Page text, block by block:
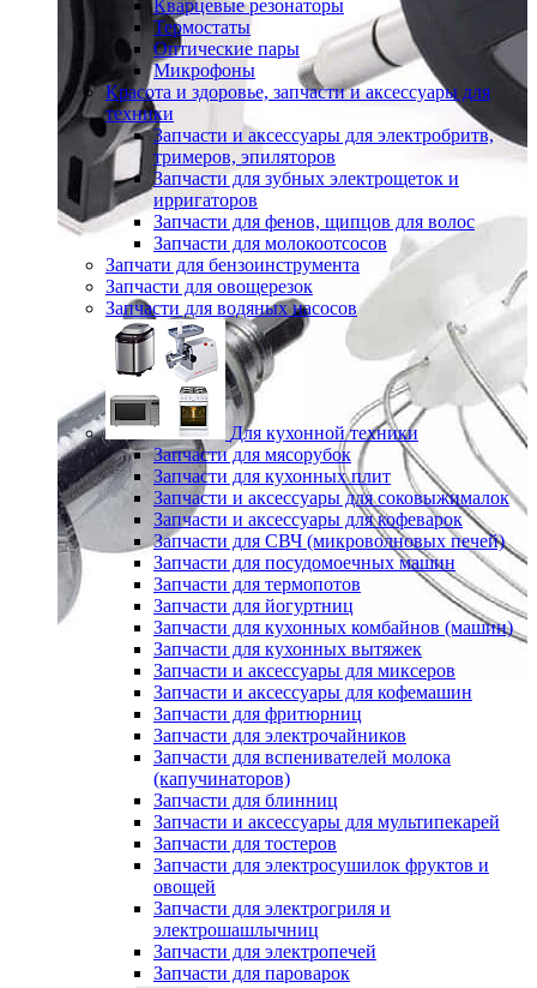
Кварцевые резонаторы
Термостаты
Оптические пары
Микрофоны
Красота и здоровье, запчасти и аксессуары для
техники
Запчасти и аксессуары для электробритв,
тримеров, эпиляторов
Запчасти для зубных электрощеток и
ирригаторов
Запчасти для фенов, щипцов для волос
Запчасти для молокоотсосов
Запчати для бензоинструмента
Запчасти для овощерезок
Запчасти для водяных насосов
Для кухонной техники
Запчасти для мясорубок
Запчасти для кухонных плит
Запчасти и аксессуары для соковыжималок
Запчасти и аксессуары для кофеварок
Запчасти для СВЧ (микроволновых печей)
Запчасти для посудомоечных машин
Запчасти для термопотов
Запчасти для йогуртниц
Запчасти для кухонных комбайнов (машин)
Запчасти для кухонных вытяжек
Запчасти и аксессуары для миксеров
Запчасти и аксессуары для кофемашин
Запчасти для фритюрниц
Запчасти для электрочайников
Запчасти для вспенивателей молока
(капучинаторов)
Запчасти для блинниц
Запчасти и аксессуары для мультипекарей
Запчасти для тостеров
Запчасти для электросушилок фруктов и
овощей
Запчасти для электрогриля и
электрошашлычниц
Запчасти для электропечей
Запчасти для пароварок